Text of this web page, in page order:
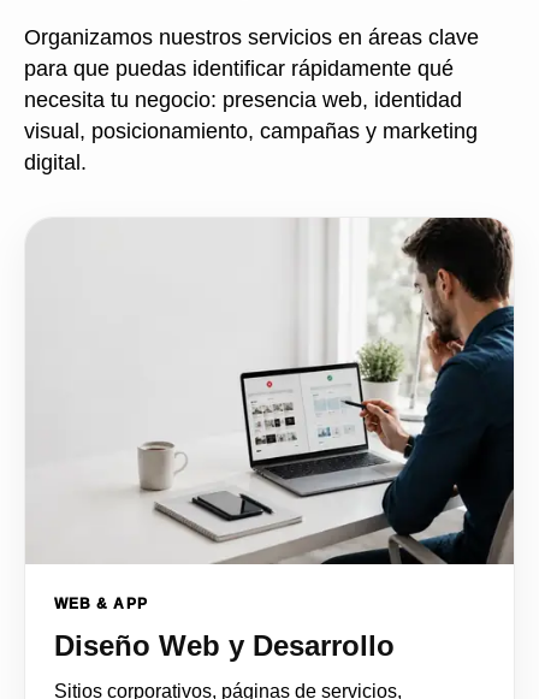
Organizamos nuestros servicios en áreas clave
para que puedas identificar rápidamente qué
necesita tu negocio: presencia web, identidad
visual, posicionamiento, campañas y marketing
digital.
WEB & APP
Diseño Web y Desarrollo
Sitios corporativos, páginas de servicios,